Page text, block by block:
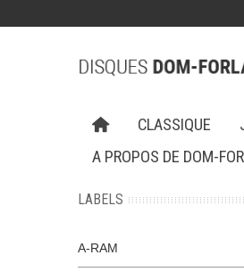
CLASSIQUE
A PROPOS DE DOM-
LABELS
A-RAM